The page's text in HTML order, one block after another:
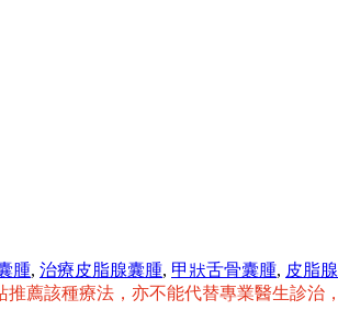
腫, 治療皮脂腺囊腫, 甲狀舌骨囊腫, 皮脂
薦該種療法，亦不能代替專業醫生診治